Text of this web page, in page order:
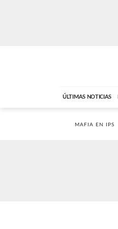
ÚLTIMAS NOTICIAS
MAFIA EN IPS